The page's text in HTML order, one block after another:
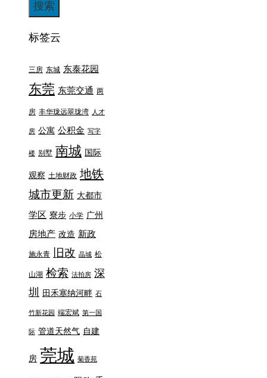
标签云
三房 东城 东泰花园
东莞 东莞交通 两
房 丰华珑远翠珑湾 人才
房 公寓 公积金 写字
楼 别墅 南城 国际
观察 土地财政 地铁
城市更新 大都市
学区 寮步 小学 广州
房地产 改造 新政
施永青 旧改 晶城 松
山湖 检索 法拍房 深
圳
田禾塞纳河畔 石
竹新花园 端宏斌 第一国
际 管道天然气 自建
房 莞城 菊香苑